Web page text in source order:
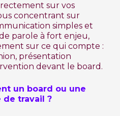
sur vos
concentrant sur
simples et
parole à fort enjeu,
sur ce qui compte :
présentation
devant le board.
un board ou une
de travail ?